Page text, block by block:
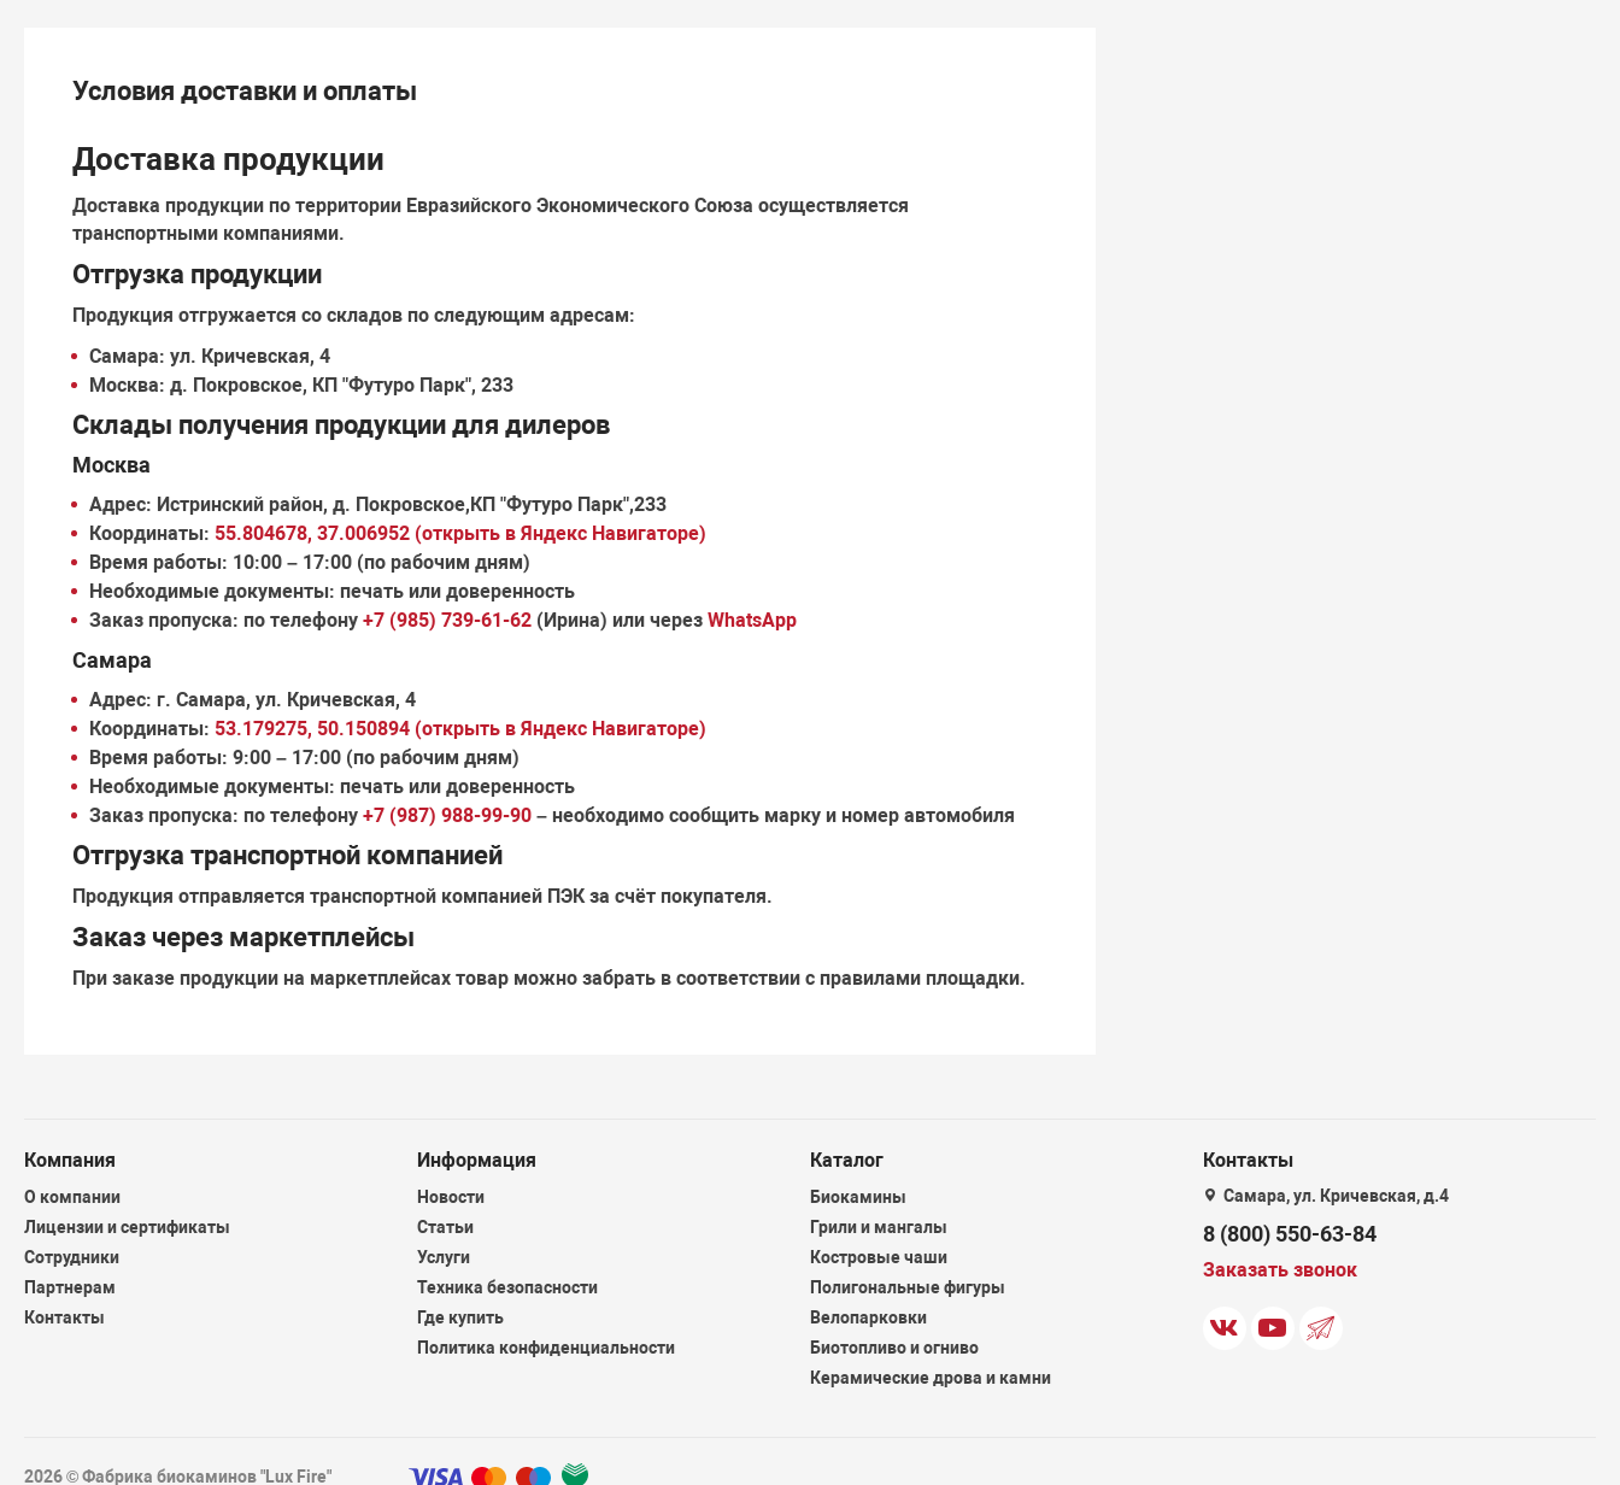
Условия доставки и оплаты
Доставка продукции
Доставка продукции по территории Евразийского Экономического Союза осуществляется
транспортными компаниями.
Отгрузка продукции
Продукция отгружается со складов по следующим адресам:
Самара: ул. Кричевская, 4
Москва: д. Покровское, КП "Футуро Парк", 233
Склады получения продукции для дилеров
Москва
Адрес: Истринский район, д. Покровское,КП "Футуро Парк",233
Координаты: 55.804678, 37.006952 (открыть в Яндекс Навигаторе)
Время работы: 10:00 – 17:00 (по рабочим дням)
Необходимые документы: печать или доверенность
Заказ пропуска: по телефону+7 (985) 739-61-62 (Ирина) или черезWhatsApp
Самара
Адрес: г. Самара, ул. Кричевская, 4
Координаты: 53.179275, 50.150894 (открыть в Яндекс Навигаторе)
Время работы: 9:00 – 17:00 (по рабочим дням)
Необходимые документы: печать или доверенность
Заказ пропуска: по телефону+7 (987) 988-99-90 – необходимо сообщить марку и номер автомобиля
Отгрузка транспортной компанией
Продукция отправляется транспортной компанией ПЭКза счёт покупателя.
Заказ через маркетплейсы
При заказе продукции на маркетплейсах товар можно забрать в соответствии с правилами площадки.
Компания
О компании
Лицензии и сертификаты
Сотрудники
Партнерам
Контакты
Информация
Новости
Статьи
Услуги
Техника безопасности
Где купить
Политика конфиденциальности
Каталог
Биокамины
Грили и мангалы
Костровые чаши
Полигональные фигуры
Велопарковки
Биотопливо и огниво
Керамические дрова и камни
Контакты
Самара, ул. Кричевская, д.4
8 (800) 550-63-84
Заказать звонок
2026 © Фабрика биокаминов "Lux Fire"